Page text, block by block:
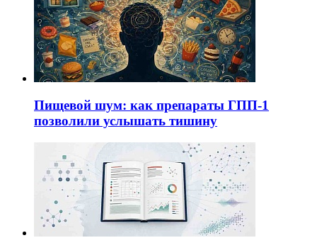
Пищевой шум: как препараты ГПП-1
позволили услышать тишину